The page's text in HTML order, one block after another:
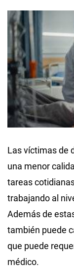
Las víctimas de
una menor
tareas
trabajando al
Además de
también puede
que puede
médico.